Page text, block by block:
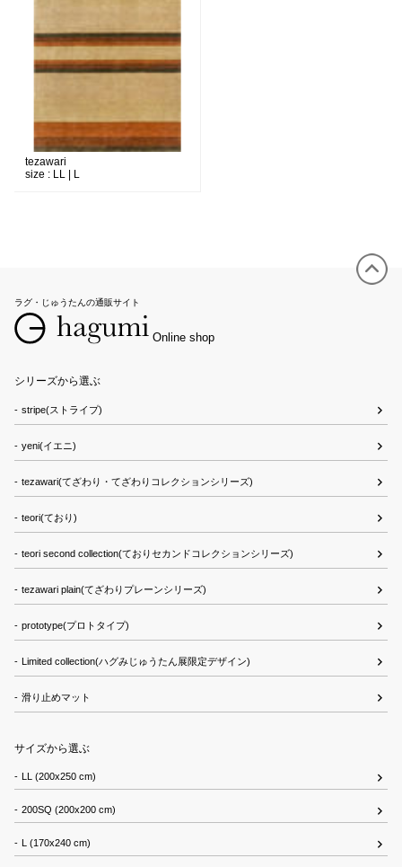
tezawari
size : LL | L
ラグ・じゅうたんの通販サイト
Online shop
シリーズから選ぶ
stripe(ストライプ)
yeni(イエニ)
tezawari(てざわり・てざわりコレクションシリーズ)
teori(ており)
teori second collection(ておりセカンドコレクションシリーズ)
tezawari plain(てざわりプレーンシリーズ)
prototype(プロトタイプ)
Limited collection(ハグみじゅうたん展限定デザイン)
滑り止めマット
サイズから選ぶ
LL (200x250 cm)
200SQ (200x200 cm)
L (170x240 cm)